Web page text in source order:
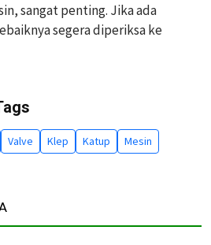
sangat penting. Jika ada
segera diperiksa ke
Valve Klep Katup
Mesin